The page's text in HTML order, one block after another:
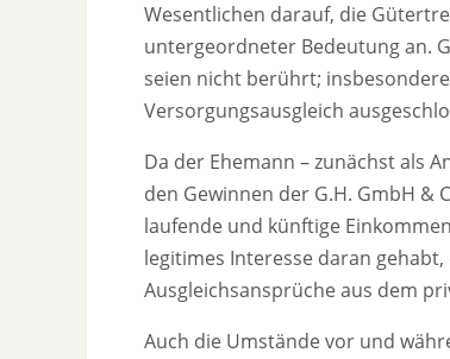
Wesentlichen darauf, die
untergeordneter Bedeutung an.
seien nicht berührt;
Versorgungsausgleich
Da der Ehemann – zunächst als
den Gewinnen der G.H. GmbH &
laufende und künftige
legitimes Interesse daran
Ausgleichsansprüche aus dem
Auch die Umstände vor und